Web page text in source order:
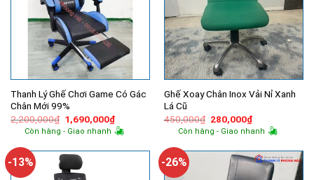
Thanh Lý Ghế Chơi Game Có Gác
Chân Mới 99%
2,200,000₫ Giá
gốc
là:
1,690,000₫Giá
hiện
tại
1,690,000₫.
Còn hàng - Giao nhanh
Ghế Xoay Chân Inox Vải Nỉ Xanh
Lá Cũ
450,000₫ Giá
gốc
là:
280,000₫Giá
hiện
tại
280,000₫.
Còn hàng - Giao nhanh
-13% -26%